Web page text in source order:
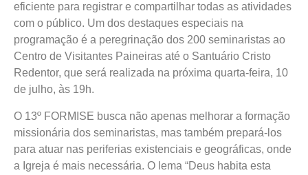
eficiente para registrar e compartilhar todas as atividades
com o público. Um dos destaques especiais na
programação é a peregrinação dos 200 seminaristas ao
Centro de Visitantes Paineiras até o Santuário Cristo
Redentor, que será realizada na próxima quarta-feira, 10
de julho, às 19h.
O 13º FORMISE busca não apenas melhorar a formação
missionária dos seminaristas, mas também prepará-los
para atuar nas periferias existenciais e geográficas, onde
a Igreja é mais necessária. O lema “Deus habita esta